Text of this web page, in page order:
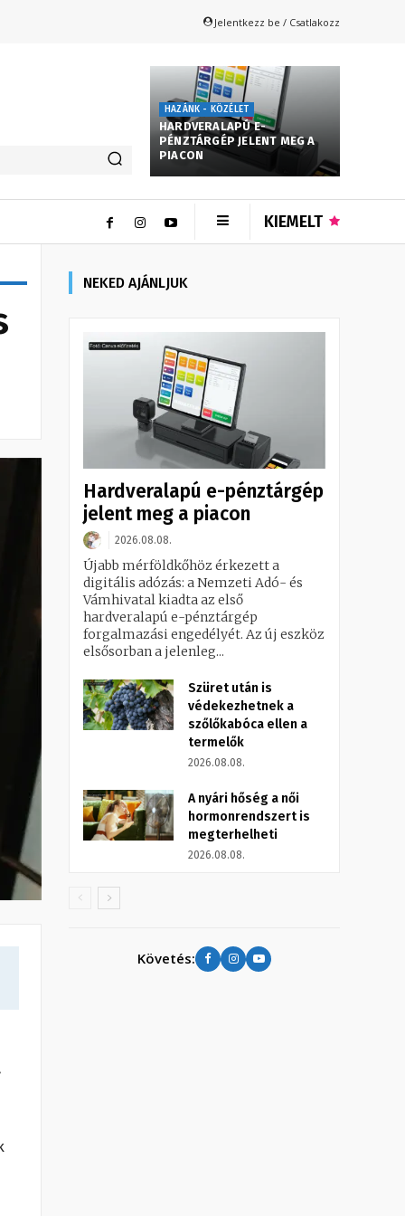
Jelentkezz be / Csatlakozz
HAZÁNK - KÖZÉLET
HARDVERALAPÚ E-
PÉNZTÁRGÉP JELENT MEG A
PIACON
KIEMELT
NEKED AJÁNLJUK
Hardveralapú e-pénztárgép
jelent meg a piacon
2026.08.08.
Újabb mérföldkőhöz érkezett a
digitális adózás: a Nemzeti Adó- és
Vámhivatal kiadta az első
hardveralapú e-pénztárgép
forgalmazási engedélyét. Az új eszköz
elsősorban a jelenleg...
Szüret után is
védekezhetnek a
szőlőkabóca ellen a
termelők
2026.08.08.
A nyári hőség a női
hormonrendszert is
megterhelheti
2026.08.08.
Követés: